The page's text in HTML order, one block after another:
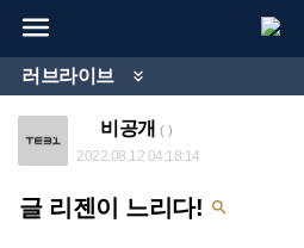

러브라이브 
비공개 ( )
2022.08.12 04:18:14
글 리젠이 느리다! 